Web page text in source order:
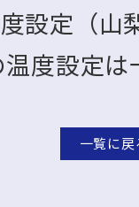
定（山
定は一
一覧に戻